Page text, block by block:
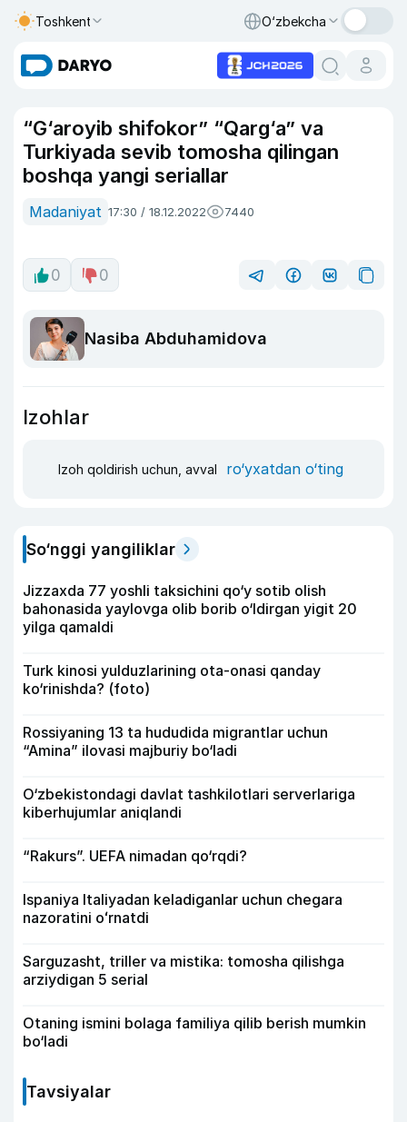
Toshkent O‘zbekcha
“G‘aroyib shifokor” “Qarg‘a” va
Turkiyada sevib tomosha qilingan
boshqa yangi seriallar
Madaniyat 17:30 / 18.12.2022 7440
0 0
Nasiba Abduhamidova
Izohlar
Izoh qoldirish uchun, avval ro‘yxatdan o‘ting
So‘nggi yangiliklar
Jizzaxda 77 yoshli taksichini qo‘y sotib olish
bahonasida yaylovga olib borib o‘ldirgan yigit 20
yilga qamaldi
Turk kinosi yulduzlarining ota-onasi qanday
ko‘rinishda? (foto)
Rossiyaning 13 ta hududida migrantlar uchun
“Amina” ilovasi majburiy bo‘ladi
O‘zbekistondagi davlat tashkilotlari serverlariga
kiberhujumlar aniqlandi
“Rakurs”. UEFA nimadan qo‘rqdi?
Ispaniya Italiyadan keladiganlar uchun chegara
nazoratini oʻrnatdi
Sarguzasht, triller va mistika: tomosha qilishga
arziydigan 5 serial
Otaning ismini bolaga familiya qilib berish mumkin
bo‘ladi
Tavsiyalar